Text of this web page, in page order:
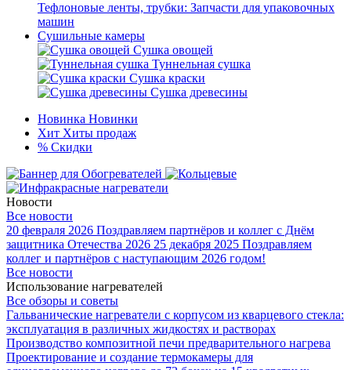
Тефлоновые ленты, трубки: Запчасти для упаковочных
машин
Сушильные камеры
Сушка овощей
Туннельная сушка
Сушка краски
Сушка древесины
Новинка Новинки
Хит Хиты продаж
% Скидки
Новости
Все новости
20 февраля 2026 Поздравляем партнёров и коллег с Днём
защитника Отечества 2026 25 декабря 2025 Поздравляем
коллег и партнёров с наступающим 2026 годом!
Все новости
Использование нагревателей
Все обзоры и советы
Гальванические нагреватели с корпусом из кварцевого стекла:
эксплуатация в различных жидкостях и растворах
Производство композитной печи предварительного нагрева
Проектирование и создание термокамеры для